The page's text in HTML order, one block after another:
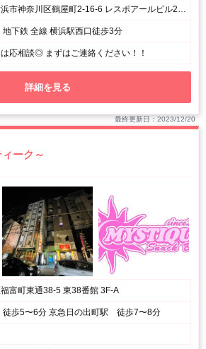
地下鉄 全線 横浜駅西口徒歩3分
応相談◎ まずはご連絡ください！！
詳細を見る
最終更新日：2023/12/20
ーク～
富町東通38-5 東38番館 3F-A
歩5〜6分 京急日の出町駅 徒歩7〜8分